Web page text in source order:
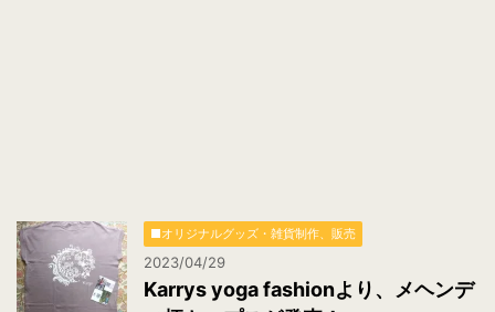
■オリジナルグッズ・雑貨制作、販売
2023/04/29
Karrys yoga fashionより、メヘンデ